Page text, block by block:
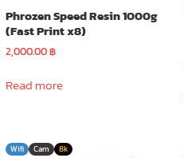
Phrozen Speed Resin 1000g
(Fast Print x8)
2,000.00฿
Read more
Wifi Cam 8k